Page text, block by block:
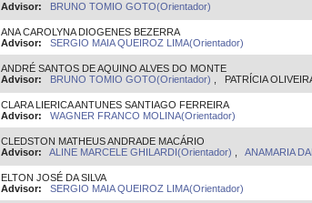
Advisor:
BRUNO TOMIO GOTO(Orientador)
ANA CAROLYNA DIOGENES BEZERRA
Advisor:
SERGIO MAIA QUEIROZ LIMA(Orientador)
ANDRÉ SANTOS DE AQUINO ALVES DO MONTE
Advisor:
BRUNO TOMIO GOTO(Orientador) , PATRÍCIA
CLARA LIERICA ANTUNES SANTIAGO FERREIRA
Advisor:
WAGNER FRANCO MOLINA(Orientador)
CLEDSTON MATHEUS ANDRADE MACÁRIO
Advisor:
ALINE MARCELE GHILARDI(Orientador) ANAMARIA
ELTON JOSÉ DA SILVA
Advisor:
SERGIO MAIA QUEIROZ LIMA(Orientador)